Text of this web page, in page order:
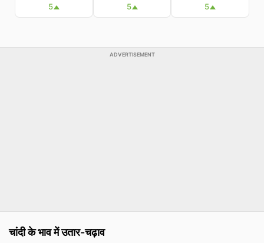
5
5
5
ADVERTISEMENT
चांदी के भाव में उतार-चढ़ाव